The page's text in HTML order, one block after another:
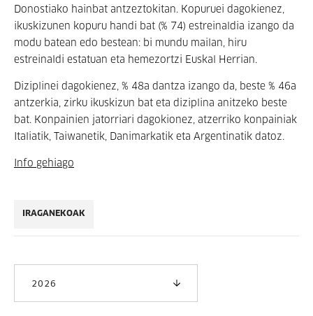
Donostiako hainbat antzeztokitan. Kopuruei dagokienez,
ikuskizunen kopuru handi bat (% 74) estreinaldia izango da
modu batean edo bestean: bi mundu mailan, hiru
estreinaldi estatuan eta hemezortzi Euskal Herrian.
Diziplinei dagokienez, % 48a dantza izango da, beste % 46a
antzerkia, zirku ikuskizun bat eta diziplina anitzeko beste
bat. Konpainien jatorriari dagokionez, atzerriko konpainiak
Italiatik, Taiwanetik, Danimarkatik eta Argentinatik datoz.
Info gehiago
IRAGANEKOAK
2026